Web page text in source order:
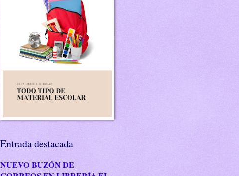
Entrada destacada
NUEVO BUZÓN DE